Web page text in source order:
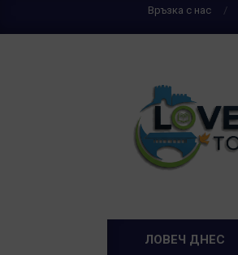
Връзка с нас
ЛОВЕЧ ДНЕС